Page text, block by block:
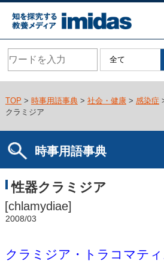
TOP > 時事用語事典> 社会・健康> 感染症
クラミジア
時事用語事典
性器クラミジア
[chlamydiae]
2008/03
クラミジア・トラコマティ